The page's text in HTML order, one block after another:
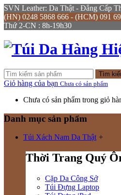
SVN Leather: Da Thật - Đẳng Cấp
(HN) 0248 5868 666 - (HCM) 091
Thứ 2-CN : 8h-19h30
Tìm
Giỏ hàng của bạn Chưa có sản phẩm
Chưa có sản phẩm trong giỏ
Danh mục sản phẩm
Túi Xách Nam Da Thật +
Thời Trang Quý
Cặp Da Công Sở
Túi Đựng Laptop